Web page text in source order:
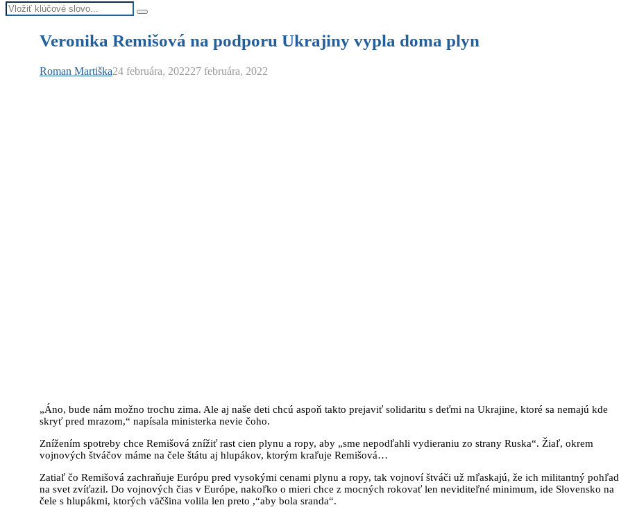
Search
for:
Search
Veronika Remišová na podporu Ukrajiny vypla doma plyn
Roman Martiška24 februára, 202227 februára, 2022
„Áno, bude nám možno trochu zima. Ale aj naše deti chcú aspoň takto prejaviť solidaritu s deťmi na Ukrajine, ktoré sa nemajú kde
skryť pred mrazom,“ napísala ministerka nevie čoho.
Znížením spotreby chce Remišová znížiť rast cien plynu a ropy, aby „sme nepodľahli vydieraniu zo strany Ruska“. Žiaľ, okrem
vojnových štváčov máme na čele štátu aj hlupákov, ktorým kraľuje Remišová…
Zatiaľ čo Remišová zachraňuje Európu pred vysokými cenami plynu a ropy, tak vojnoví štváči už mľaskajú, že ich militantný pohľad
na svet zvíťazil. Do vojnových čias v Európe, nakoľko o mieri chce z mocných rokovať len neviditeľné minimum, ide Slovensko na
čele s hlupákmi, ktorých väčšina volila len preto ,“aby bola sranda“.